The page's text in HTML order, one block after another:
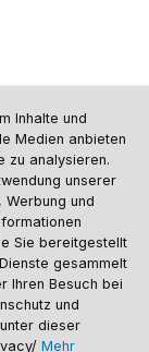
Inhalte und
Medien anbieten
zu analysieren.
unserer
und
Sie bereitgestellt
gesammelt
Ihren Besuch bei
und
dieser
Mehr